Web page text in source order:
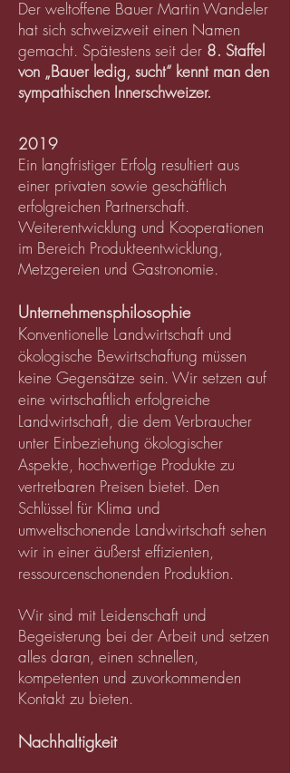
Der weltoffene Bauer Martin Wandeler
hat sich schweizweit einen Namen
gemacht. Spätestens seit der 8. Staffel
von „Bauer ledig, sucht“ kennt man den
sympathischen Innerschweizer.
2019
Ein langfristiger Erfolg resultiert aus
einer privaten sowie geschäftlich
erfolgreichen Partnerschaft.
Weiterentwicklung und Kooperationen
im Bereich Produkteentwicklung,
Metzgereien und Gastronomie.
Unternehmensphilosophie
Konventionelle Landwirtschaft und
ökologische Bewirtschaftung müssen
keine Gegensätze sein. Wir setzen auf
eine wirtschaftlich erfolgreiche
Landwirtschaft, die dem Verbraucher
unter Einbeziehung ökologischer
Aspekte, hochwertige Produkte zu
vertretbaren Preisen bietet. Den
Schlüssel für Klima und
umweltschonende Landwirtschaft sehen
wir in einer äußerst effizienten,
ressourcenschonenden Produktion.
Wir sind mit Leidenschaft und
Begeisterung bei der Arbeit und setzen
alles daran, einen schnellen,
kompetenten und zuvorkommenden
Kontakt zu bieten.
Nachhaltigkeit